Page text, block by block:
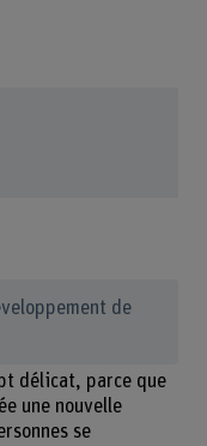
de
délicat, parce que
une nouvelle
se